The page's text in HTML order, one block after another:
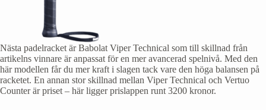
Nästa padelracket är Babolat Viper Technical som till skillnad från
artikelns vinnare är anpassat för en mer avancerad spelnivå. Med den
här modellen får du mer kraft i slagen tack vare den höga balansen på
racketet. En annan stor skillnad mellan Viper Technical och Vertuo
Counter är priset – här ligger prislappen runt 3200 kronor.